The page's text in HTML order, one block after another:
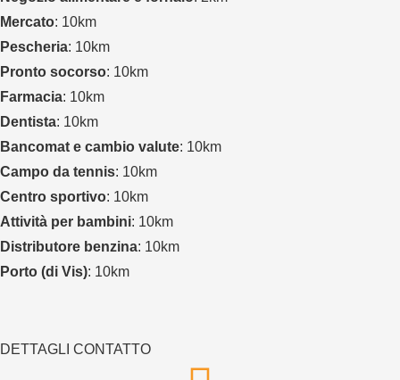
Mercato: 10km
Pescheria: 10km
Pronto socorso: 10km
Farmacia: 10km
Dentista: 10km
Bancomat e cambio valute: 10km
Campo da tennis: 10km
Centro sportivo: 10km
Attività per bambini: 10km
Distributore benzina: 10km
Porto (di Vis): 10km
DETTAGLI CONTATTO